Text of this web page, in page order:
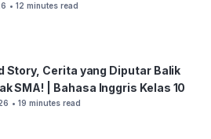
• 12 minutes read
Story, Cerita yang Diputar Balik
SMA! | Bahasa Inggris Kelas 10
• 19 minutes read